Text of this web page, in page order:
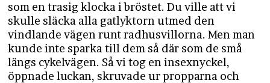
som en trasig klocka i bröstet. Du ville att vi
skulle släcka alla gatlyktorn utmed den
vindlande vägen runt radhusvillorna. Men man
kunde inte sparka till dem så där som de små
längs cykelvägen. Så vi tog en insexnyckel,
öppnade luckan, skruvade ur propparna och